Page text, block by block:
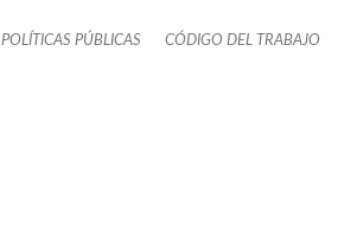
POLÍTICAS PÚBLICAS CÓDIGO DEL TRABAJO